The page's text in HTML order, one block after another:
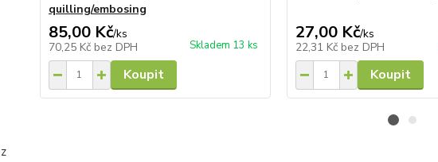
quilling/embosing
85,00 Kč/ks
70,25 Kč bez DPH Skladem 13 ks
Koupit
27,00 Kč/ks
22,31 Kč bez DPH
Koupit